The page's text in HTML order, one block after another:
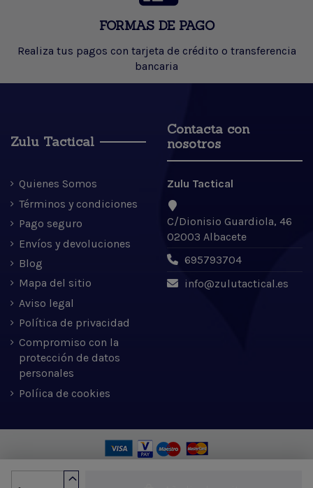
FORMAS DE PAGO
Realiza tus pagos con tarjeta de crédito o transferencia
bancaria
Zulu Tactical
Quienes Somos
Términos y condiciones
Pago seguro
Envíos y devoluciones
Blog
Mapa del sitio
Aviso legal
Política de privacidad
Compromiso con la
protección de datos
personales
Políica de cookies
Contacta con
nosotros
Zulu Tactical
C/Dionisio Guardiola, 46
02003 Albacete
695793704
info@zulutactical.es
Zulu Tactical S.L. © 2022 | Desarrollado por Expertic